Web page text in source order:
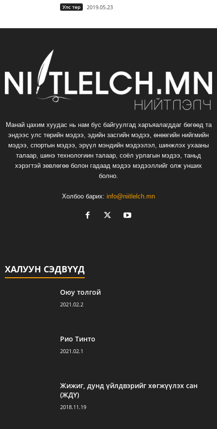
Улс төр 2019.05.23
Манай цахим хуудас нь нам бус байгуулгад харъяалагддаг бөгөөд та
эндээс улс төрийн мэдээ, эдийн засгийн мэдээ, өнөөгийн нийгмийн
мэдээ, спортын мэдээ, эрүүл мэндийн мэдээлэл, шинжлэх ухааны
талаар, шинэ технологиин талаар, соёл урлагын мэдээ, таньд
хэрэгтэй зөвлөгөө болон гадаад мэдээ мэдээллийг олж унших
болно.
Холбоо барих: info@niitlelch.mn
ХАЛУУН СЭДВҮҮД
Оюу толгой
2021.02.2
Рио Тинто
2021.02.1
Жижиг, дунд үйлдвэрийг хөгжүүлэх сан
(ЖДҮ)
2018.11.19